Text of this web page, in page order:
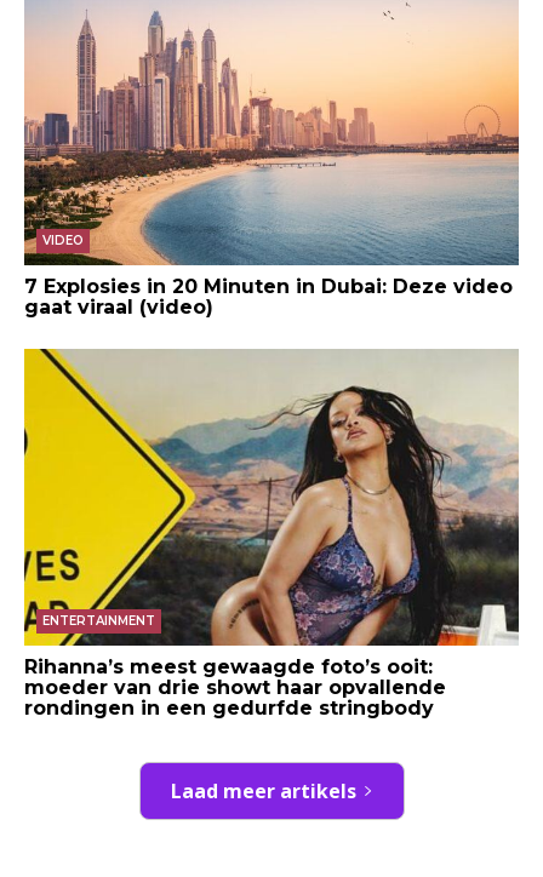
VIDEO
7 Explosies in 20 Minuten in Dubai: Deze video
gaat viraal (video)
ENTERTAINMENT
Rihanna’s meest gewaagde foto’s ooit:
moeder van drie showt haar opvallende
rondingen in een gedurfde stringbody
Laad meer artikels